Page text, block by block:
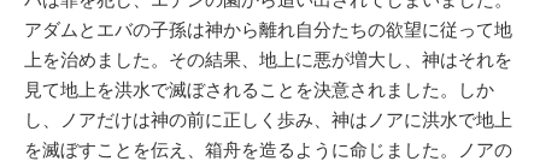
アダムとエバの子孫は神から離れ自分たちの欲望に従って地
上を治めました。その結果、地上に悪が増大し、神はそれを
見て地上を洪水で滅ぼされることを決意されました。しか
し、ノアだけは神の前に正しく歩み、神はノアに洪水で地上
を滅ぼすことを伝え、箱舟を造るように命じました。ノアの